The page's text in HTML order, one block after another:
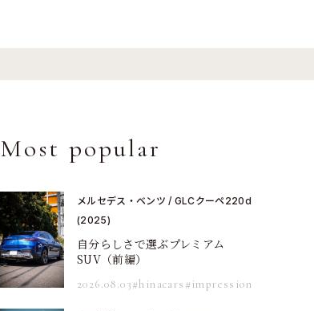
Most popular
メルセデス・ベンツ / GLCクーペ220d
(2025)
自分らしさで選ぶプレミアム
SUV（前編）
2026.08.03#hinacars #impression